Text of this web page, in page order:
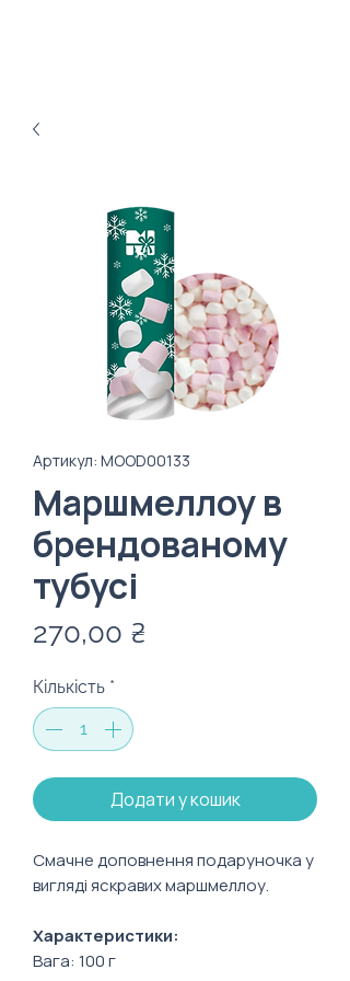
Артикул: MOOD00133
Маршмеллоу в
брендованому
тубусі
270,00 ₴
Кількість *
Додати у кошик
Смачне доповнення подаруночка у
вигляді яскравих маршмеллоу.
Характеристики:
Вага: 100 г